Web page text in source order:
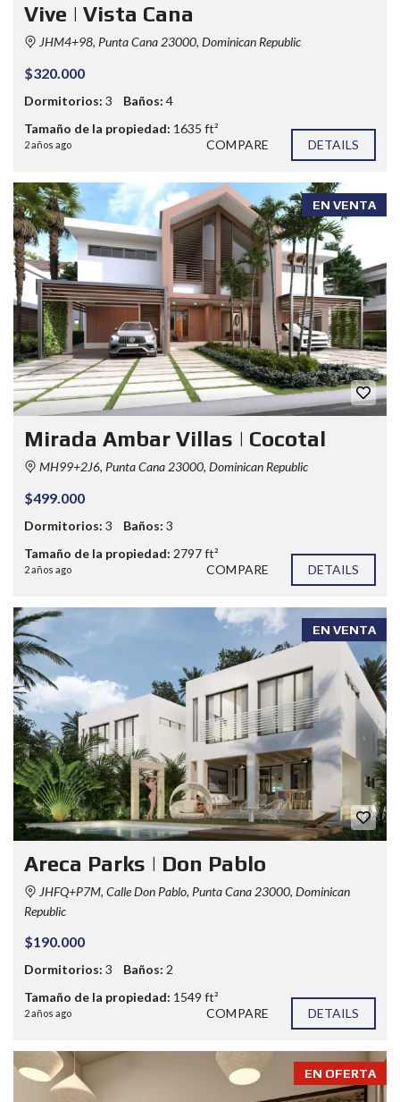
Vive | Vista Cana
JHM4+98, Punta Cana 23000, Dominican Republic
$320.000
Dormitorios: 3 Baños: 4
Tamaño de la propiedad: 1635 ft²
2 años ago COMPARE DETAILS
EN VENTA
Mirada Ambar Villas | Cocotal
MH99+2J6, Punta Cana 23000, Dominican Republic
$499.000
Dormitorios: 3 Baños: 3
Tamaño de la propiedad: 2797 ft²
2 años ago COMPARE DETAILS
EN VENTA
Areca Parks | Don Pablo
JHFQ+P7M, Calle Don Pablo, Punta Cana 23000, Dominican
Republic
$190.000
Dormitorios: 3 Baños: 2
Tamaño de la propiedad: 1549 ft²
2 años ago COMPARE DETAILS
EN OFERTA